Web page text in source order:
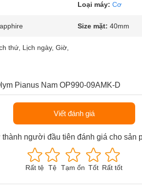
Loại máy: Cơ
Size mặt: 40mm
thứ, Lịch ngày, Giờ,
Pianus Nam OP990-09AMK-D
Viết đánh giá
thành người đầu tiên đánh giá cho sản
Rất tệ Tệ Tạm ổn Tốt Rất tốt